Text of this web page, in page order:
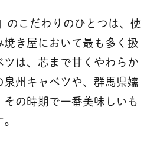
のこだわりのひとつは、使
焼き屋において最も多く扱
ツは、芯まで甘くやわらか
泉州キャベツや、群馬県嬬
の時期で一番美味しいも